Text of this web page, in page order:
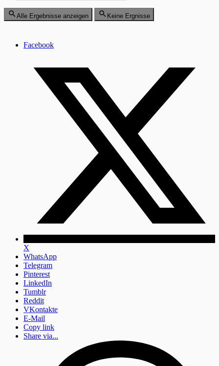
Alle Ergebnisse anzeigen Keine Ergnisse
Facebook
X
WhatsApp
Telegram
Pinterest
LinkedIn
Tumblr
Reddit
VKontakte
E-Mail
Copy link
Share via...